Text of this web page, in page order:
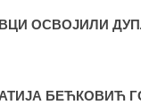
ОСВОЈИЛИ
БЕЋКОВИЋ